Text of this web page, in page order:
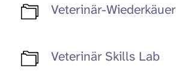
Veterinär-Wiederkäuer
Veterinär Skills Lab